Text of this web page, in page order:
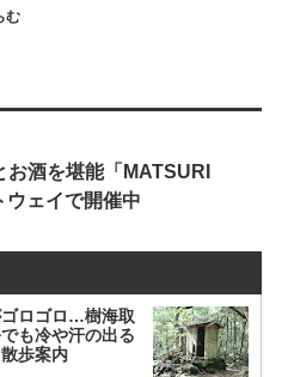
む
お酒を堪能「MATSURI
ェイで開催中
ロゴロ…樹海取
も冷や汗の出る
歩案内